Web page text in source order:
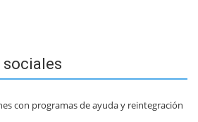
sociales
con programas de ayuda y reintegración